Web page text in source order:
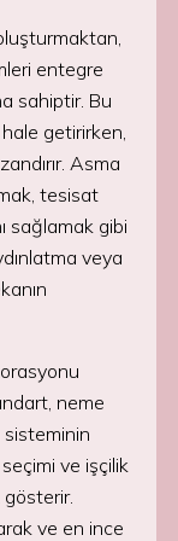
entegre
sahiptir. Bu
hale getirirken,
Asma
tesisat
sağlamak gibi
veya
neme
sisteminin
seçimi ve işçilik
ve en ince